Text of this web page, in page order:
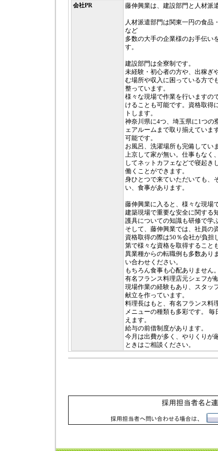
会社PR 藤伸興業は、建設部門と人材派
人材派遣部門は関東一円の食品
など
多数の大手の企業様のお手伝い
す。
建設部門は全寮制です。
未経験・初心者の方や、出稼ぎ
む場所や収入に困っている方で
整っています。
様々な現場で作業を行いますの
けることも可能です。資格取得
トします。
神奈川県に4つ、埼玉県に1つの
ェアルームまで取り揃えていま
可能です。
お風呂、洗濯場所も完備してい
上京して家が無い。仕事もなく
してネットカフェなどで寝起き
働くことができます。
身ひとつで来ていただいても、
い、食事があります。
藤伸興業に入ると、様々な現場
建築現場で重要な安全に関する
護具についての知識も研修で学
そして、藤伸興業では、社員の
資格取得の際は50％会社が負担
第で様々な資格を取得すること
異業種からの転職例も多数あり
い合わせください。
もちろん食事も心配ありません
有名フランス料理店元シェフが
現場作業の経験もあり、スタッ
献立を作っています。
料理長はもと、有名フランス料
メニューの種類も多彩です。
えます。
給与の前借制度があります。
今月は出費が多く、やりくりが
ときはご相談ください。